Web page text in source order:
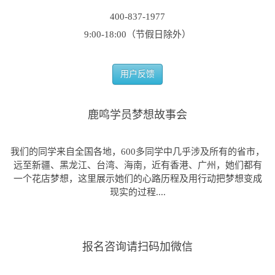
400-837-1977
9:00-18:00（节假日除外）
用户反馈
鹿鸣学员梦想故事会
我们的同学来自全国各地，600多同学中几乎涉及所有的省市，
远至新疆、黑龙江、台湾、海南，近有香港、广州，她们都有
一个花店梦想，这里展示她们的心路历程及用行动把梦想变成
现实的过程....
报名咨询请扫码加微信